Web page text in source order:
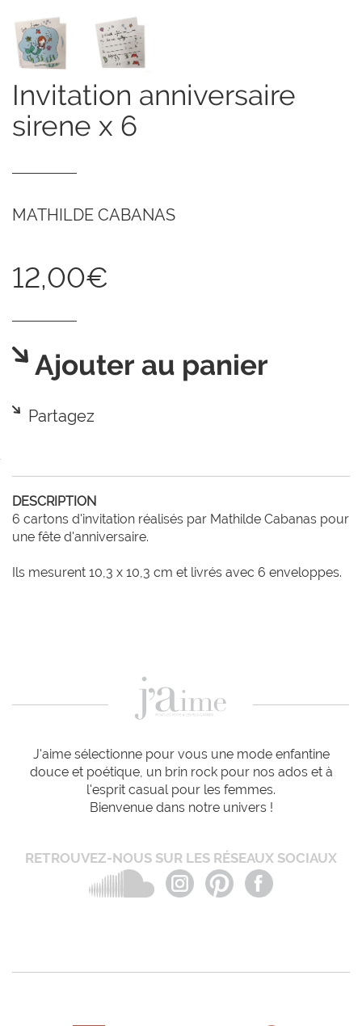
invitation anniversaire
sirene x 6
MATHILDE CABANAS
12,00€
Ajouter au panier
Partagez
DESCRIPTION
6 cartons d'invitation réalisés par Mathilde Cabanas pour
une fête d'anniversaire.
J'aime sélectionne pour vous une mode enfantine
douce et poétique, un brin rock pour nos ados et à
l'esprit casual pour les femmes.
Bienvenue dans notre univers !
RETROUVEZ-NOUS SUR LES RÉSEAUX SOCIAUX